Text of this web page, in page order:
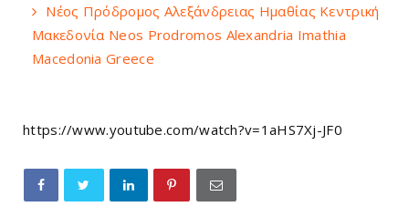
Νέος Πρόδρομος Αλεξάνδρειας Ημαθίας Κεντρική
Μακεδονία Neos Prodromos Alexandria Imathia
Macedonia Greece
https://www.youtube.com/watch?v=1aHS7Xj-JF0